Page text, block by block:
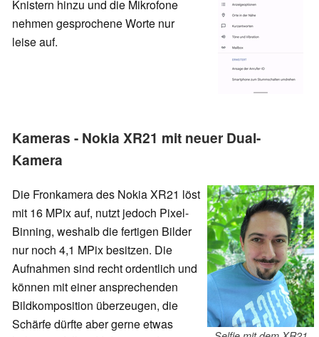
Knistern hinzu und die Mikrofone
nehmen gesprochene Worte nur
leise auf.
Kameras - Nokia XR21 mit neuer Dual-
Kamera
Die Fronkamera des Nokia XR21 löst
mit 16 MPix auf, nutzt jedoch Pixel-
Binning, weshalb die fertigen Bilder
nur noch 4,1 MPix besitzen. Die
Aufnahmen sind recht ordentlich und
können mit einer ansprechenden
Bildkomposition überzeugen, die
Schärfe dürfte aber gerne etwas